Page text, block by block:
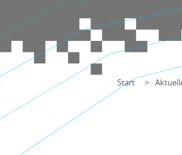
Start